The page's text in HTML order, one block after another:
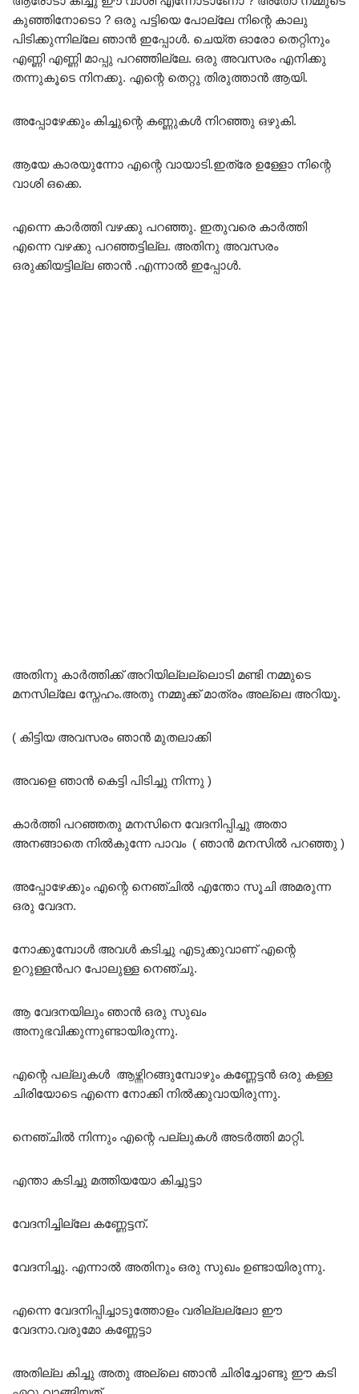
കുഞ്ഞിനോടൊ ? ഒരു പട്ടിയെ പോല്ലേ നിന്റെ കാലു
പിടിക്കുന്നില്ലേ ഞാൻ ഇപ്പോൾ. ചെയ്ത ഓരോ തെറ്റിനും
എണ്ണി എണ്ണി മാപ്പു പറഞ്ഞില്ലേ. ഒരു അവസരം എനിക്കു
തന്നുകൂടെ നിനക്കു. എന്റെ തെറ്റു തിരുത്താൻ ആയി.
അപ്പോഴേക്കും കിച്ചുന്റെ കണ്ണുകൾ നിറഞ്ഞു ഒഴുകി.
ആയേ കാരയുന്നോ എന്റെ വായാടി.ഇത്രേ ഉള്ളോ നിന്റെ
വാശി ഒക്കെ.
എന്നെ കാർത്തി വഴക്കു പറഞ്ഞു. ഇതുവരെ കാർത്തി
എന്നെ വഴക്കു പറഞ്ഞട്ടില്ല. അതിനു അവസരം
ഒരുക്കിയട്ടില്ല ഞാൻ .എന്നാൽ ഇപ്പോൾ.
അതിനു കാർത്തിക്ക് അറിയില്ലല്ലൊടി മണ്ടി നമ്മുടെ
മനസില്ലേ സ്നേഹം.അതു നമ്മുക്ക് മാത്രം അല്ലെ അറിയൂ.
( കിട്ടിയ അവസരം ഞാൻ മുതലാക്കി
അവളെ ഞാൻ കെട്ടി പിടിച്ചു നിന്നു )
കാർത്തി പറഞ്ഞതു മനസിനെ വേദനിപ്പിച്ചു അതാ
അനങ്ങാതെ നിൽകുന്നേ പാവം ( ഞാൻ മനസിൽ പറഞ്ഞു )
അപ്പോഴേക്കും എന്റെ നെഞ്ചിൽ എന്തോ സൂചി അമരുന്ന
ഒരു വേദന.
നോക്കുമ്പോൾ അവൾ കടിച്ചു എടുക്കുവാണ് എന്റെ
ഉറുള്ളൻപറ പോലുള്ള നെഞ്ചു.
ആ വേദനയിലും ഞാൻ ഒരു സുഖം
അനുഭവിക്കുന്നുണ്ടായിരുന്നു.
എന്റെ പല്ലുകൾ ആഴ്ന്നിറങ്ങുമ്പോഴും കണ്ണേട്ടൻ ഒരു കള്ള
ചിരിയോടെ എന്നെ നോക്കി നിൽക്കുവായിരുന്നു.
നെഞ്ചിൽ നിന്നും എന്റെ പല്ലുകൾ അടർത്തി മാറ്റി.
എന്താ കടിച്ചു മത്തിയയോ കിച്ചുട്ടാ
വേദനിച്ചില്ലേ കണ്ണേട്ടന്.
വേദനിച്ചു. എന്നാൽ അതിനും ഒരു സുഖം ഉണ്ടായിരുന്നു.
എന്നെ വേദനിപ്പിച്ചാടുത്തോളം വരില്ലല്ലോ ഈ
വേദനാ.വരുമോ കണ്ണേട്ടാ
അതില്ല കിച്ചു അതു അല്ലെ ഞാൻ ചിരിച്ചോണ്ടു ഈ കടി